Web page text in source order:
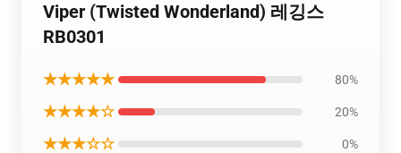
Viper (Twisted Wonderland) 레깅스
RB0301
★★★★★ 80%
★★★★☆ 20%
★★★☆☆ 0%